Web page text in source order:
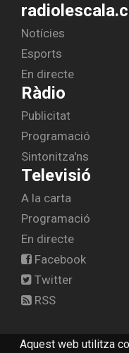
Aquest web utilitza
Notícies
Esports
En directe
Ràdio
Publicitat
Programació
Sintonitza'ns
Televisió
A la carta
Programació
En directe
Facebook
Twitter
RSS
© 2026